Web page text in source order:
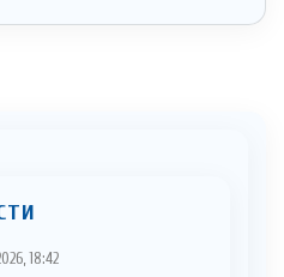
18:42